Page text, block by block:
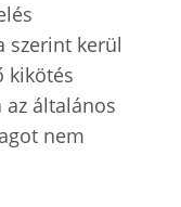
szerint kerül
kikötés
általános
nem